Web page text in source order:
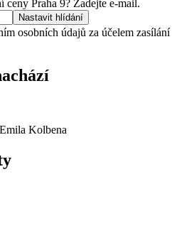
ceny Praha 9? Zadejte e‑mail.
Nastavit hlídání
osobních údajů za účelem zasílání
Kolbena